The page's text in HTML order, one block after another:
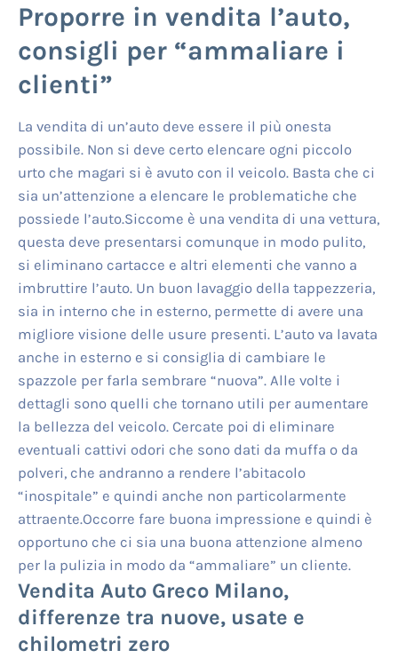
Proporre in vendita l’auto,
consigli per “ammaliare i
clienti”
La vendita di un’auto deve essere il più onesta
possibile. Non si deve certo elencare ogni piccolo
urto che magari si è avuto con il veicolo. Basta che ci
sia un’attenzione a elencare le problematiche che
possiede l’auto.Siccome è una vendita di una vettura,
questa deve presentarsi comunque in modo pulito,
si eliminano cartacce e altri elementi che vanno a
imbruttire l’auto. Un buon lavaggio della tappezzeria,
sia in interno che in esterno, permette di avere una
migliore visione delle usure presenti. L’auto va lavata
anche in esterno e si consiglia di cambiare le
spazzole per farla sembrare “nuova”. Alle volte i
dettagli sono quelli che tornano utili per aumentare
la bellezza del veicolo. Cercate poi di eliminare
eventuali cattivi odori che sono dati da muffa o da
polveri, che andranno a rendere l’abitacolo
“inospitale” e quindi anche non particolarmente
attraente.Occorre fare buona impressione e quindi è
opportuno che ci sia una buona attenzione almeno
per la pulizia in modo da “ammaliare” un cliente.
Vendita Auto Greco Milano,
differenze tra nuove, usate e
chilometri zero